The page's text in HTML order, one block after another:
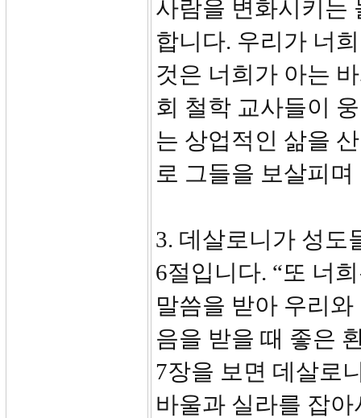
사람을 변화시키는
합니다. 우리가 너
것은 너희가 아는
회 철학 교사들이
는 상업적인 삶을
로 그들을 보살피
3. 데살로니가 성도
6절입니다. “또 너
말씀을 받아 우리
음을 받을 때 좋은
7장을 보면 데살로
바울과 실라를 잡